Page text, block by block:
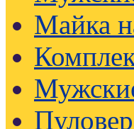
Майка